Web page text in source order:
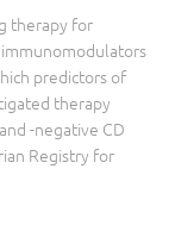
therapy for
immunomodulators
predictors of
therapy
-negative CD
Registry for